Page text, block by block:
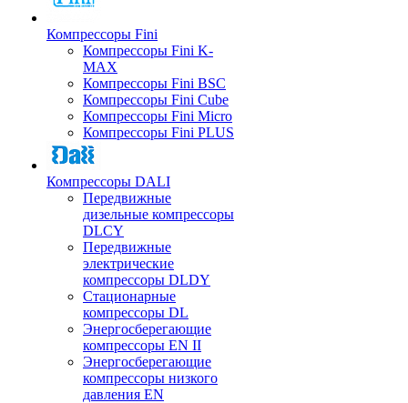
Компрессоры Fini
Компрессоры Fini K-
MAX
Компрессоры Fini BSC
Компрессоры Fini Cube
Компрессоры Fini Micro
Компрессоры Fini PLUS
Компрессоры DALI
Передвижные
дизельные компрессоры
DLCY
Передвижные
электрические
компрессоры DLDY
Стационарные
компрессоры DL
Энергосберегающие
компрессоры EN II
Энергосберегающие
компрессоры низкого
давления EN